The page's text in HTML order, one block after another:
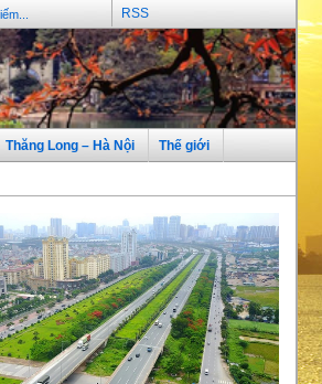
RSS
Thăng Long – Hà Nội Thế giới